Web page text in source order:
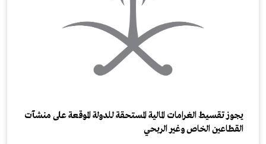
يجوز تقسيط الغرامات المالية المستحقة للدولة الموقعة على منشآت
القطاعين الخاص وغير الربحي